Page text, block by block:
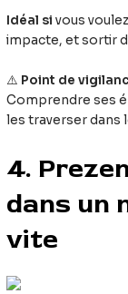
Idéal si vous
impacte, et sortir
⚠️ Point de
Comprendre ses
les traverser dans
4.
dans un
vite